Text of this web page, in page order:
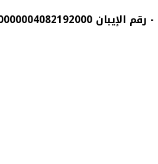
- رقم الإيبان IBAN: EG020001000100000004082192000